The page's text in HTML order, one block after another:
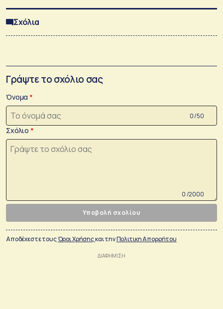
Σχόλια
Γράψτε το σχόλιο σας
Όνομα
0 /50
Σχόλιο
0 /2000
Υποβολή σχολίου
Αποδέχεστε τουςΌροι Χρήσηςκαι τηνΠολιτικη Απορρήτου